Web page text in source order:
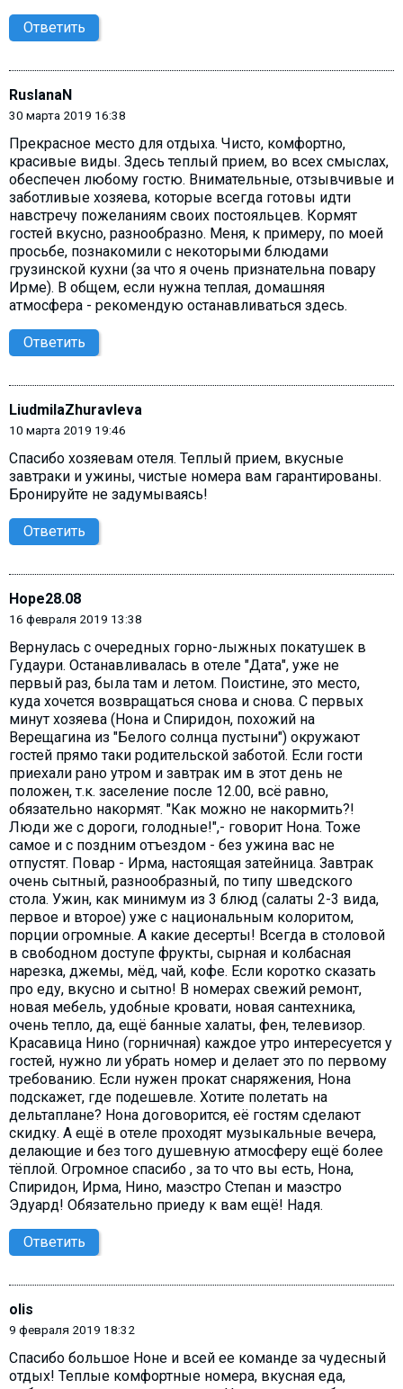
Ответить
RuslanaN
30 марта 2019 16:38
Прекрасное место для отдыха. Чисто, комфортно,
красивые виды. Здесь теплый прием, во всех смыслах,
обеспечен любому гостю. Внимательные, отзывчивые и
заботливые хозяева, которые всегда готовы идти
навстречу пожеланиям своих постояльцев. Кормят
гостей вкусно, разнообразно. Меня, к примеру, по моей
просьбе, познакомили с некоторыми блюдами
грузинской кухни (за что я очень признательна повару
Ирме). В общем, если нужна теплая, домашняя
атмосфера - рекомендую останавливаться здесь.
Ответить
LiudmilaZhuravleva
10 марта 2019 19:46
Спасибо хозяевам отеля. Теплый прием, вкусные
завтраки и ужины, чистые номера вам гарантированы.
Бронируйте не задумываясь!
Ответить
Hope28.08
16 февраля 2019 13:38
Вернулась с очередных горно-лыжных покатушек в
Гудаури. Останавливалась в отеле "Дата", уже не
первый раз, была там и летом. Поистине, это место,
куда хочется возвращаться снова и снова. С первых
минут хозяева (Нона и Спиридон, похожий на
Верещагина из "Белого солнца пустыни") окружают
гостей прямо таки родительской заботой. Если гости
приехали рано утром и завтрак им в этот день не
положен, т.к. заселение после 12.00, всё равно,
обязательно накормят. "Как можно не накормить?!
Люди же с дороги, голодные!",- говорит Нона. Тоже
самое и с поздним отъездом - без ужина вас не
отпустят. Повар - Ирма, настоящая затейница. Завтрак
очень сытный, разнообразный, по типу шведского
стола. Ужин, как минимум из 3 блюд (салаты 2-3 вида,
первое и второе) уже с национальным колоритом,
порции огромные. А какие десерты! Всегда в столовой
в свободном доступе фрукты, сырная и колбасная
нарезка, джемы, мёд, чай, кофе. Если коротко сказать
про еду, вкусно и сытно! В номерах свежий ремонт,
новая мебель, удобные кровати, новая сантехника,
очень тепло, да, ещё банные халаты, фен, телевизор.
Красавица Нино (горничная) каждое утро интересуется у
гостей, нужно ли убрать номер и делает это по первому
требованию. Если нужен прокат снаряжения, Нона
подскажет, где подешевле. Хотите полетать на
дельтаплане? Нона договорится, её гостям сделают
скидку. А ещё в отеле проходят музыкальные вечера,
делающие и без того душевную атмосферу ещё более
тёплой. Огромное спасибо , за то что вы есть, Нона,
Спиридон, Ирма, Нино, маэстро Степан и маэстро
Эдуард! Обязательно приеду к вам ещё! Надя.
Ответить
olis
9 февраля 2019 18:32
Спасибо большое Ноне и всей ее команде за чудесный
отдых! Теплые комфортные номера, вкусная еда,